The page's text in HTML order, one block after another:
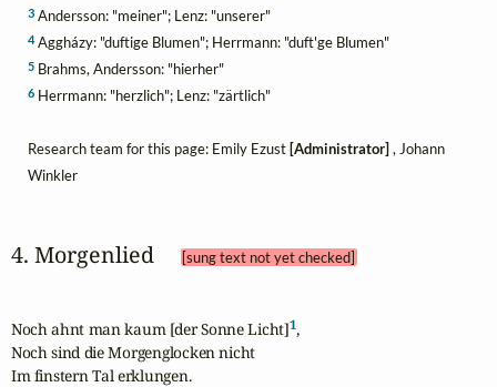
3Andersson: "meiner"; Lenz: "unserer"
4Aggházy: "duftige Blumen"; Herrmann: "duft'ge Blumen"
5Brahms, Andersson: "hierher"
6Herrmann: "herzlich"; Lenz: "zärtlich"
Research team for this page: Emily Ezust [Administrator] , Johann
Winkler
4. Morgenlied [sung text not yet checked]
Noch ahnt man kaum [der Sonne Licht]1,
Noch sind die Morgenglocken nicht
Im finstern Tal erklungen.